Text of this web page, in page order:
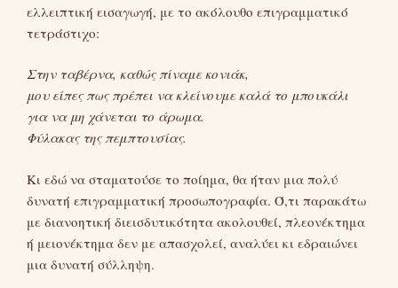
ελλειπτική εισαγωγή, με το ακόλουθο επιγραμματικό
τετράστιχο:
Στην ταβέρνα, καθώς πίναμε κονιάκ,
μου είπες πως πρέπει να κλείνουμε καλά το μπουκάλι
για να μη χάνεται το άρωμα.
Φύλακας της πεμπτουσίας.
Κι εδώ να σταματούσε το ποίημα, θα ήταν μια πολύ
δυνατή επιγραμματική προσωπογραφία. Ό,τι παρακάτω
με διανοητική διεισδυτικότητα ακολουθεί, πλεονέκτημα
ή μειονέκτημα δεν με απασχολεί, αναλύει κι εδραιώνει
μια δυνατή σύλληψη.